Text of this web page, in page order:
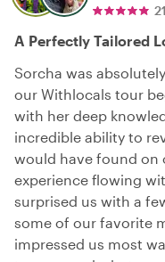
A Perfectly Tailored
Sorcha was
our Withlocals tour
with her deep
incredible ability to
would have found on
experience flowing
surprised us with a
some of our favorite
impressed us most